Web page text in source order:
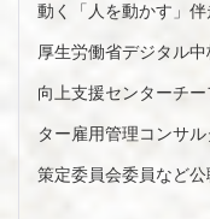
動く「人を動かす」伴
厚生労働省デジタル
向上支援センターチ
ター雇用管理コンサ
策定委員会委員など公